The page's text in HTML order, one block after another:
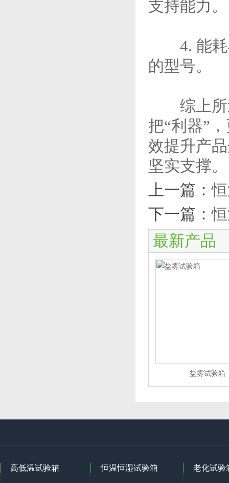
支持能力。
4. 能耗
的型号。
综上所述
把“利器”
效提升产
坚实支撑。
上一篇：
下一篇：
最新产品
盐雾试验箱
高低温试验箱 恒温恒湿试验箱 老化试验